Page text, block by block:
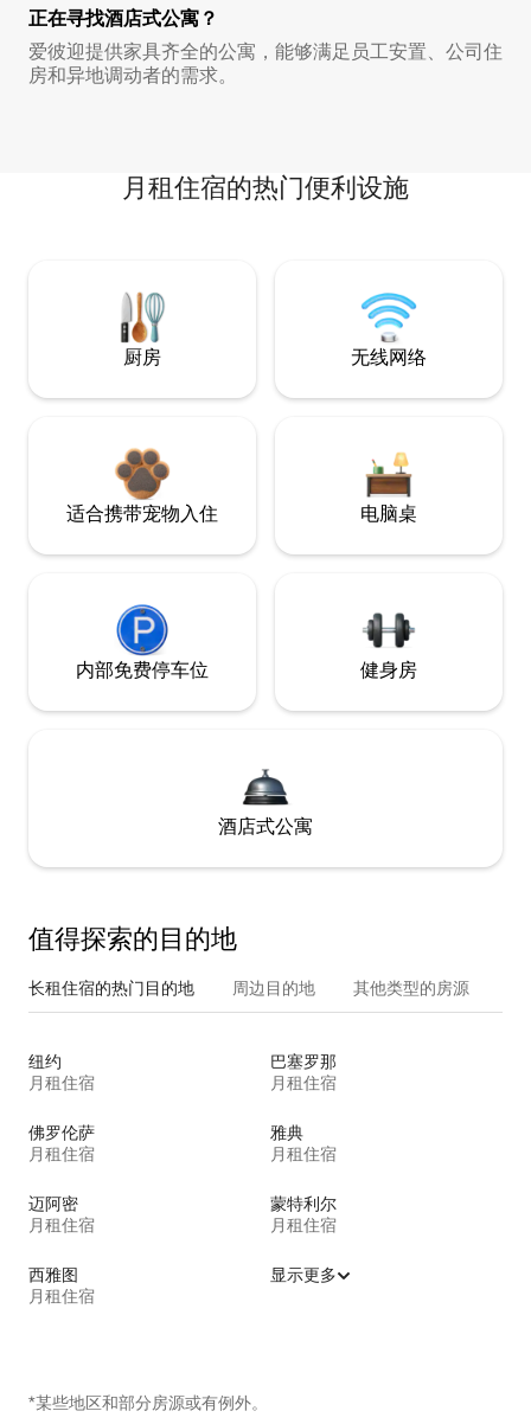
正在寻找酒店式公寓？
爱彼迎提供家具齐全的公寓，能够满足员工安置、公司住
房和异地调动者的需求。
月租住宿的热门便利设施
厨房 无线网络
适合携带宠物入住 电脑桌
内部免费停车位 健身房
酒店式公寓
值得探索的目的地
长租住宿的热门目的地 周边目的地 其他类型的房源
纽约
月租住宿
巴塞罗那
月租住宿
佛罗伦萨
月租住宿
雅典
月租住宿
迈阿密
月租住宿
蒙特利尔
月租住宿
西雅图
月租住宿
显示更多
*某些地区和部分房源或有例外。